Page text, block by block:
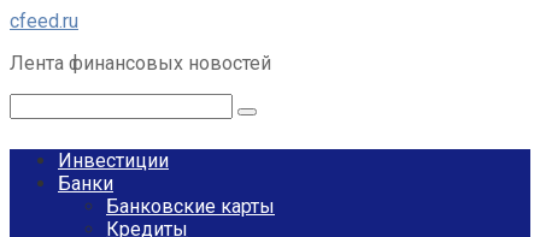
Перейти
контенту
cfeed.ru
Лента финансовых новостей
Инвестиции
Банки
Банковские карты
Кредиты